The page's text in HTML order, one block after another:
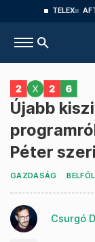
TELEX
Újabb
Péter
GAZDASÁG
Csurgó